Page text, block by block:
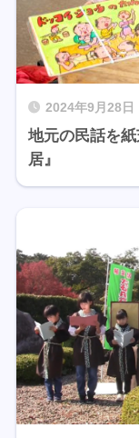
2024年9月28日
地元の民話を
居』